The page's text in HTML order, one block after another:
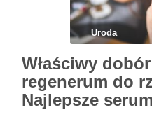
Uroda
Właściwy
regenerum do
Najlepsze